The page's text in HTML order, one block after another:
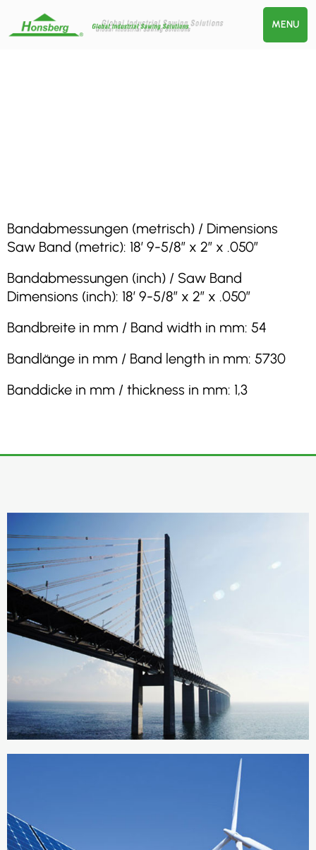
MENU
Bandabmessungen (metrisch) / Dimensions
Saw Band (metric): 18′ 9-5/8″ x 2″ x .050″
Bandabmessungen (inch) / Saw Band
Dimensions (inch): 18′ 9-5/8″ x 2″ x .050″
Bandbreite in mm / Band width in mm: 54
Bandlänge in mm / Band length in mm: 5730
Banddicke in mm / thickness in mm: 1,3